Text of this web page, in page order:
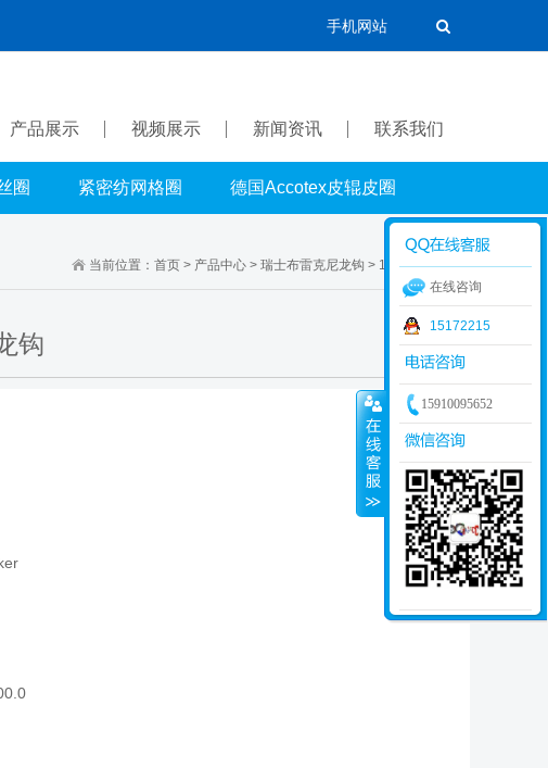
手机网站
产品展示 视频展示 新闻资讯 联系我们
圈 紧密纺网格圈 德国Accotex皮辊皮圈
当前位置： 首页 > 产品中心 > 瑞士布雷克尼龙钩 > 11.1系列尼龙钩
钩
在线咨询
15172215
15910095652